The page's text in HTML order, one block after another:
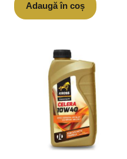
Adaugă în coș